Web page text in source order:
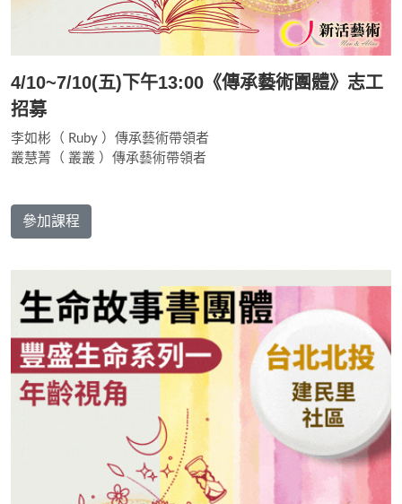
4/10~7/10(五)下午13:00《傳承藝術團體》志工
招募
李如彬（ Ruby ）傳承藝術帶領者
叢慧菁（ 叢叢 ）傳承藝術帶領者
參加課程